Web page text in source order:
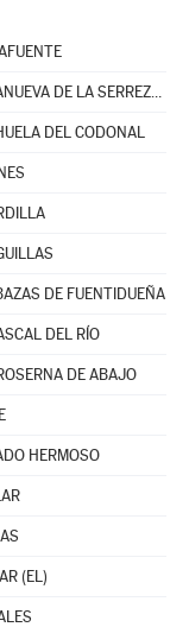
ALDEANUEVA DE LA SERREZUELA
DEL CODONAL
DE FUENTIDUEÑA
DEL RÍO
DE ABAJO
HERMOSO
(EL)